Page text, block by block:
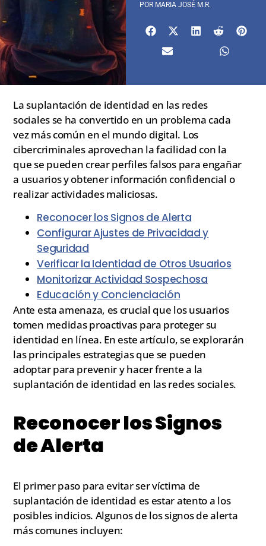
POR MARIA JOSÉ M.R.
La suplantación de identidad en las redes
sociales se ha convertido en un problema cada
vez más común en el mundo digital. Los
cibercriminales aprovechan la facilidad con la
que se pueden crear perfiles falsos para engañar
a usuarios y obtener información confidencial o
realizar actividades maliciosas.
Reconocer los Signos de Alerta
Configurar Ajustes de Privacidad y
Seguridad
Verificar la Identidad de Otros Usuarios
Monitorizar Actividad Sospechosa
Educación y Concienciación
Ante esta amenaza, es crucial que los usuarios
tomen medidas proactivas para proteger su
identidad en línea. En este artículo, se explorarán
las principales estrategias que se pueden
adoptar para prevenir y hacer frente a la
suplantación de identidad en las redes sociales.
Reconocer los Signos
de Alerta
El primer paso para evitar ser víctima de
suplantación de identidad es estar atento a los
posibles indicios. Algunos de los signos de alerta
más comunes incluyen: